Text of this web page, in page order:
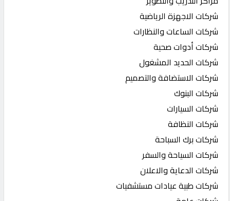
شركات الاجهزة الرياضية
شركات الساعات والنظارات
شركات أدوات صحية
شركات الحديد المشغول
شركات الاستضافة والتصميم
شركات البنوك
شركات السيارات
شركات النظافة
شركات برك السباحة
شركات السياحة والسفر
شركات الدعاية والاعلان
شركات طبية عيادات مستشفيات